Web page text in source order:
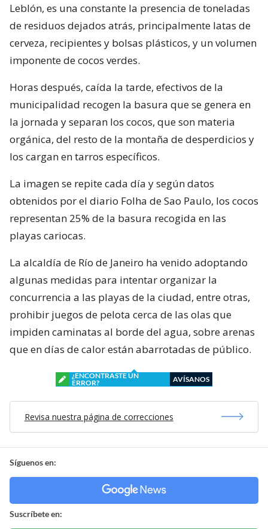
Leblón, es una constante la presencia de toneladas
de residuos dejados atrás, principalmente latas de
cerveza, recipientes y bolsas plásticos, y un volumen
imponente de cocos verdes.
Horas después, caída la tarde, efectivos de la
municipalidad recogen la basura que se genera en
la jornada y separan los cocos, que son materia
orgánica, del resto de la montaña de desperdicios y
los cargan en tarros específicos.
La imagen se repite cada día y según datos
obtenidos por el diario Folha de Sao Paulo, los cocos
representan 25% de la basura recogida en las
playas cariocas.
La alcaldía de Río de Janeiro ha venido adoptando
algunas medidas para intentar organizar la
concurrencia a las playas de la ciudad, entre otras,
prohibir juegos de pelota cerca de las olas que
impiden caminatas al borde del agua, sobre arenas
que en días de calor están abarrotadas de público.
¿ENCONTRASTE UN
ERROR?
AVÍSANOS
Revisa nuestra página de correcciones
Síguenos en:
Suscríbete en: